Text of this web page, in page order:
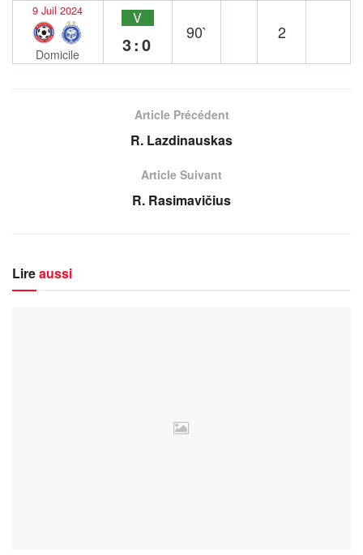
9 Juil 2024
Domicile
V
3:0
90` 2
Article Précédent
R. Lazdinauskas
Article Suivant
R. Rasimavičius
Lireaussi